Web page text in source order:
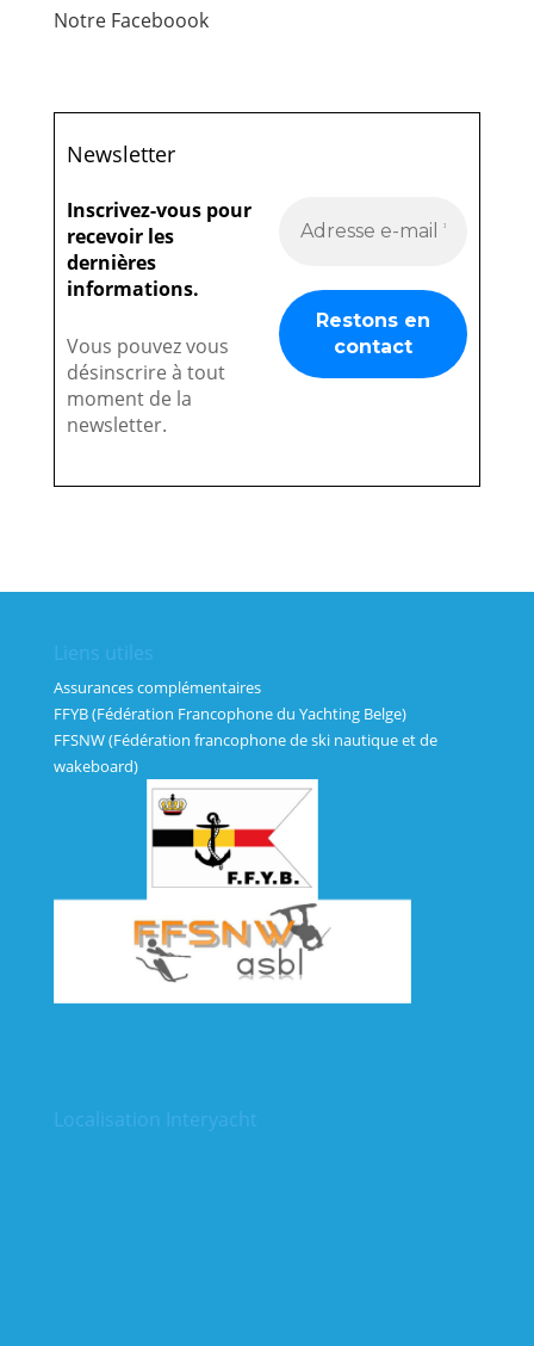
Notre Faceboook
Newsletter
Inscrivez-vous pour
recevoir les
dernières
informations.
Vous pouvez vous
désinscrire à tout
moment de la
newsletter.
Liens utiles
Assurances complémentaires
FFYB (Fédération Francophone du Yachting Belge)
FFSNW (Fédération francophone de ski nautique et de
wakeboard)
Localisation Interyacht